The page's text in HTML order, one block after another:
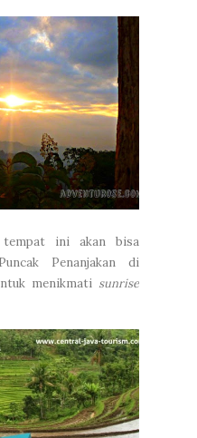
tempat ini akan bisa
Penanjakan di
menikmati sunrise